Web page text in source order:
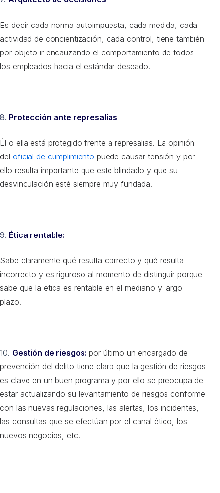
Es decir cada norma autoimpuesta, cada medida, cada
actividad de concientización, cada control, tiene también
por objeto ir encauzando el comportamiento de todos
los empleados hacia el estándar deseado.
8. Protección ante represalias
Él o ella está protegido frente a represalias. La opinión
del oficial de cumplimiento puede causar tensión y por
ello resulta importante que esté blindado y que su
desvinculación esté siempre muy fundada.
9. Ética rentable:
Sabe claramente qué resulta correcto y qué resulta
incorrecto y es riguroso al momento de distinguir porque
sabe que la ética es rentable en el mediano y largo
plazo.
10. Gestión de riesgos: por último un encargado de
prevención del delito tiene claro que la gestión de riesgos
es clave en un buen programa y por ello se preocupa de
estar actualizando su levantamiento de riesgos conforme
con las nuevas regulaciones, las alertas, los incidentes,
las consultas que se efectúan por el canal ético, los
nuevos negocios, etc.